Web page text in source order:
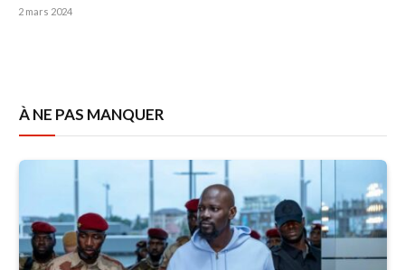
2 mars 2024
À NE PAS MANQUER